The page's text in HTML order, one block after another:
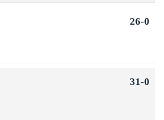
26-0
31-0